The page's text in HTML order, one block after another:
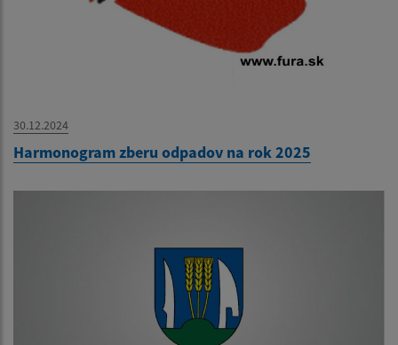
30.12.2024
Harmonogram zberu odpadov na rok 2025